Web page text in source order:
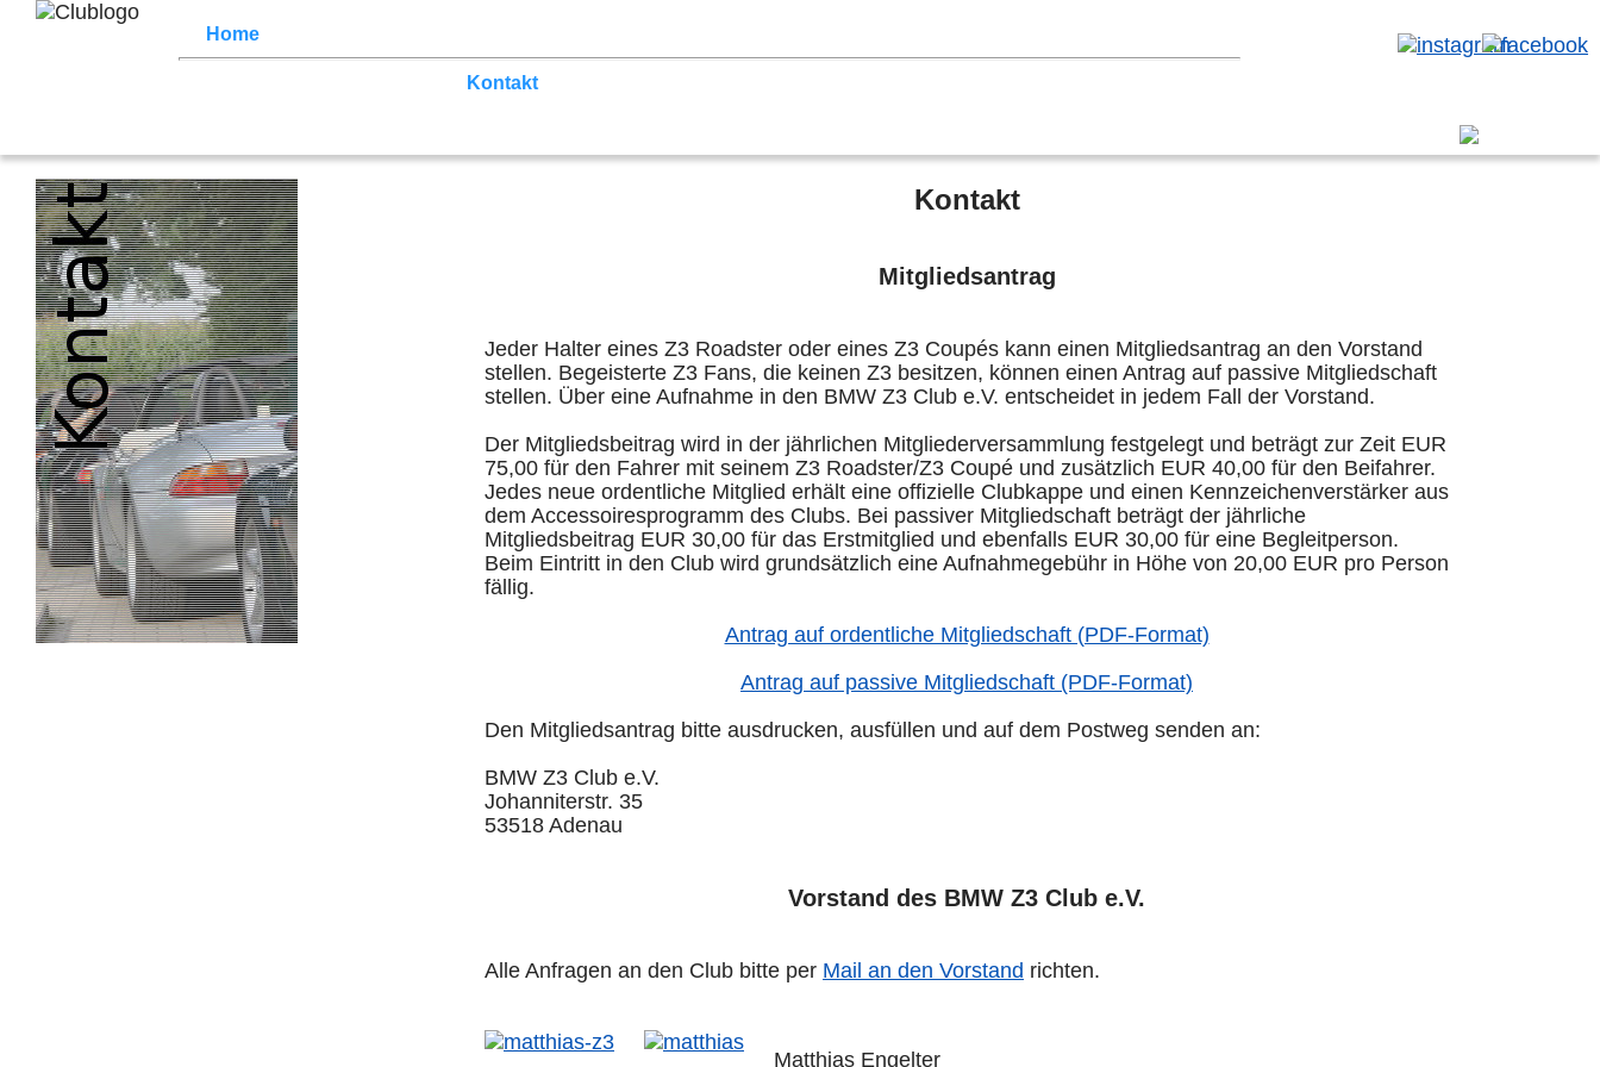
Home
Kontakt
Kontakt
Mitgliedsantrag
Jeder Halter eines Z3 Roadster oder eines Z3 Coupés kann einen Mitgliedsantrag an den Vorstand
stellen. Begeisterte Z3 Fans, die keinen Z3 besitzen, können einen Antrag auf passive Mitgliedschaft
stellen. Über eine Aufnahme in den BMW Z3 Club e.V. entscheidet in jedem Fall der Vorstand.
Der Mitgliedsbeitrag wird in der jährlichen Mitgliederversammlung festgelegt und beträgt zur Zeit EUR
75,00 für den Fahrer mit seinem Z3 Roadster/Z3 Coupé und zusätzlich EUR 40,00 für den Beifahrer.
Jedes neue ordentliche Mitglied erhält eine offizielle Clubkappe und einen Kennzeichenverstärker aus
dem Accessoiresprogramm des Clubs. Bei passiver Mitgliedschaft beträgt der jährliche
Mitgliedsbeitrag EUR 30,00 für das Erstmitglied und ebenfalls EUR 30,00 für eine Begleitperson.
Beim Eintritt in den Club wird grundsätzlich eine Aufnahmegebühr in Höhe von 20,00 EUR pro Person
fällig.
Antrag auf ordentliche Mitgliedschaft (PDF-Format)
Antrag auf passive Mitgliedschaft (PDF-Format)
Den Mitgliedsantrag bitte ausdrucken, ausfüllen und auf dem Postweg senden an:
BMW Z3 Club e.V.
Johanniterstr. 35
53518 Adenau
Vorstand des BMW Z3 Club e.V.
Alle Anfragen an den Club bitte per Mail an den Vorstand richten.
Matthias Engelter